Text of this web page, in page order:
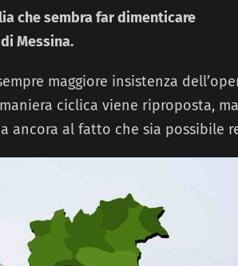
che sembra far dimenticare
Messina.
maggiore insistenza
ciclica viene riproposta,
ancora al fatto che sia possibile